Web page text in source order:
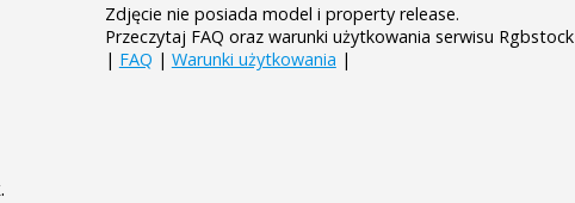
Zdjęcie nie posiada model i property release.
Przeczytaj FAQ oraz warunki użytkowania serwisu Rgbstock
| FAQ | Warunki użytkowania |